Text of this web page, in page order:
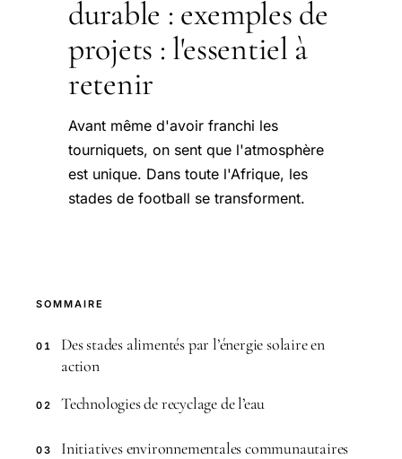
durable : exemples de
projets : l'essentiel à
retenir
Avant même d'avoir franchi les
tourniquets, on sent que l'atmosphère
est unique. Dans toute l'Afrique, les
stades de football se transforment.
SOMMAIRE
01
Des stades alimentés par l’énergie solaire en
action
02 Technologies de recyclage de l’eau
03 Initiatives environnementales communautaires